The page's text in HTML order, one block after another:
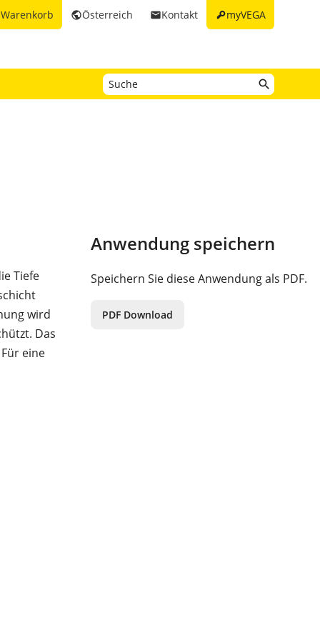
keymyVEGA
emailKontakt
publicÖsterreich
Warenkorb
Tiefe
wird
Das
eine
Anwendung speichern
Speichern Sie diese Anwendung als PDF.
PDF Download